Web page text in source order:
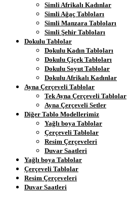
Simli Afrikalı Kadınlar
Simli Ağaç Tabloları
Simli Manzara Tabloları
Simli Şehir Tabloları
Dokulu Tablolar
Dokulu Kadın Tabloları
Dokulu Çiçek Tabloları
Dokulu Soyut Tablolar
Dokulu Afrikalı Kadınlar
Ayna Çerçeveli Tablolar
Tek Ayna Çerçeveli Tablolar
Ayna Çerçeveli Setler
Diğer Tablo Modellerimiz
Yağlı boya Tablolar
Çerçeveli Tablolar
Resim Çerçeveleri
Duvar Saatleri
Yağlı boya Tablolar
Çerçeveli Tablolar
Resim Çerçeveleri
Duvar Saatleri